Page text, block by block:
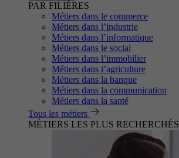
PAR FILIÈRES
Métiers dans le commerce
Métiers dans l’industrie
Métiers dans l’informatique
Métiers dans le social
Métiers dans l’immobilier
Métiers dans l’agriculture
Métiers dans la banque
Métiers dans la communication
Métiers dans la santé
Tous les métiers
MÉTIERS LES PLUS RECHERCHÉS